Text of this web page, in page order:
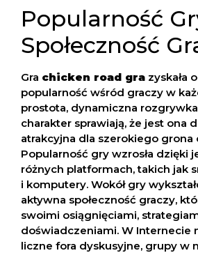
Popularność
Społeczność
Gra chicken road gra zyskała
popularność wśród graczy w
prostota, dynamiczna
charakter sprawiają, że jest ona
atrakcyjna dla szerokiego grona
Popularność gry wzrosła dzięki
różnych platformach, takich jak
i komputery. Wokół gry
aktywna społeczność graczy,
swoimi osiągnięciami,
doświadczeniami. W Internecie
liczne fora dyskusyjne, grupy w